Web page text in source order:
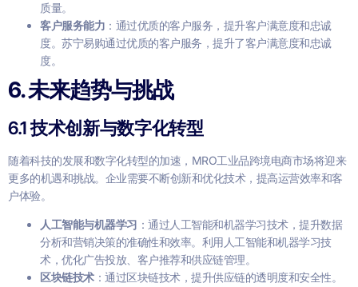
质量。
客户服务能力 ：通过优质的客户服务，提升客户满意度和忠诚
度。苏宁易购通过优质的客户服务，提升了客户满意度和忠诚
度。
6.未来趋势与挑战
6.1 技术创新与数字化转型
随着科技的发展和数字化转型的加速，MRO工业品跨境电商市场将迎来
更多的机遇和挑战。企业需要不断创新和优化技术，提高运营效率和客
户体验。
人工智能与机器学习 ：通过人工智能和机器学习技术，提升数据
分析和营销决策的准确性和效率。利用人工智能和机器学习技
术，优化广告投放、客户推荐和供应链管理。
区块链技术：通过区块链技术，提升供应链的透明度和安全性。